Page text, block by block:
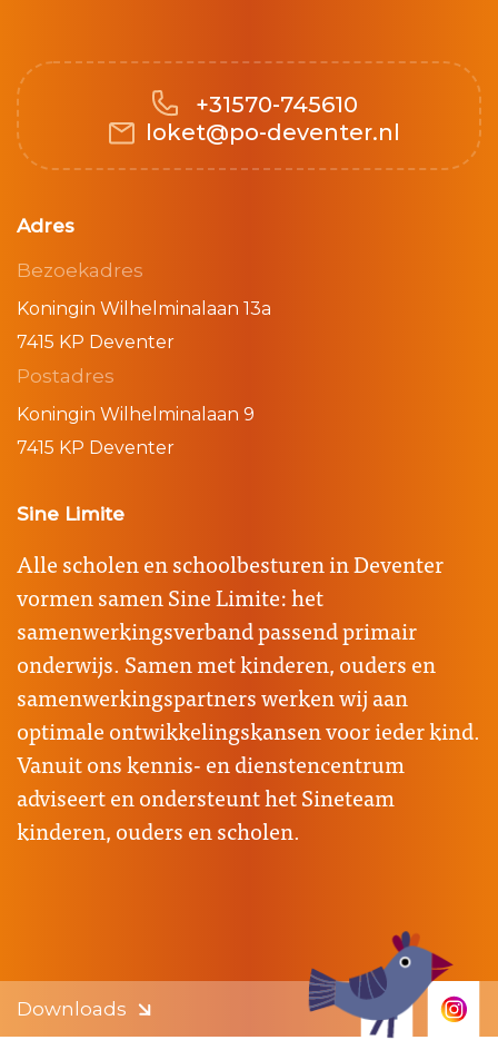
+31570-745610
loket@po-deventer.nl
Adres
Bezoekadres
Koningin Wilhelminalaan 13a
7415 KP Deventer
Postadres
Koningin Wilhelminalaan 9
7415 KP Deventer
Sine Limite
Alle scholen en schoolbesturen in Deventer
vormen samen Sine Limite: het
samenwerkingsverband passend primair
onderwijs. Samen met kinderen, ouders en
samenwerkingspartners werken wij aan
optimale ontwikkelingskansen voor ieder kind.
Vanuit ons kennis- en dienstencentrum
adviseert en ondersteunt het Sineteam
kinderen, ouders en scholen.
Downloads